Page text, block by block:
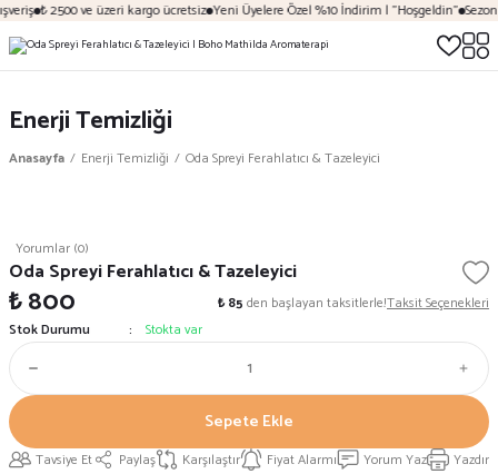
₺ 2500 ve üzeri kargo ücretsiz Yeni Üyelere Özel %10 İndirim | "Hoşgeldin"
Enerji Temizliği
Anasayfa Enerji Temizliği Oda Spreyi Ferahlatıcı & Tazeleyici
Yorumlar (0)
Oda Spreyi Ferahlatıcı & Tazeleyici
₺ 800 ₺ 85 den başlayan taksitlerle!Taksit Seçenekleri
Stok Durumu
Stokta var
Sepete Ekle
Tavsiye Et Paylaş Karşılaştır Fiyat Alarmı Yorum Yaz Yazdır